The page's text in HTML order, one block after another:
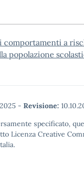
comportamenti a
popolazione
- Revisione:
specificato,
Licenza Creative